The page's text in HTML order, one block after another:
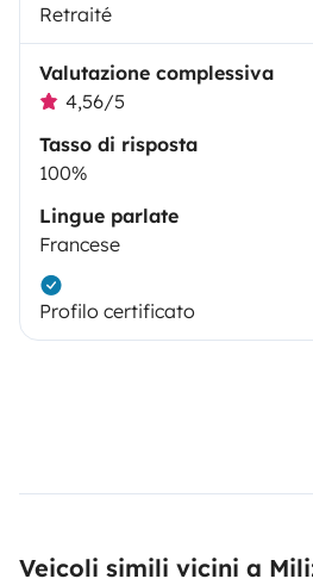
Retraité
Valutazione complessiva
4,56/5
Tasso di risposta
100%
Lingue parlate
Francese
Profilo certificato
Veicoli simili vicini a